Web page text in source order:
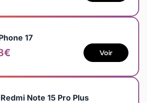
17
Voir
Note 15 Pro Plus